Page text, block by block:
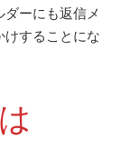
ーにも返信メ
けすることにな